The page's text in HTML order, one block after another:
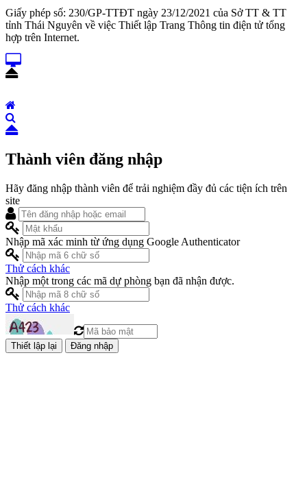
Giấy phép số: 230/GP-TTĐT ngày 23/12/2021 của Sở TT & TT
tỉnh Thái Nguyên về việc Thiết lập Trang Thông tin điện tử tổng
hợp trên Internet.
Thành viên đăng nhập
Hãy đăng nhập thành viên để trải nghiệm đầy đủ các tiện ích trên
site
Nhập mã xác minh từ ứng dụng Google Authenticator
Thử cách khác
Nhập một trong các mã dự phòng bạn đã nhận được.
Thử cách khác
Đăng nhập